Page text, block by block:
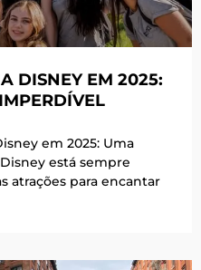
DISNEY EM 2025:
em 2025: Uma
está sempre
atrações para encantar